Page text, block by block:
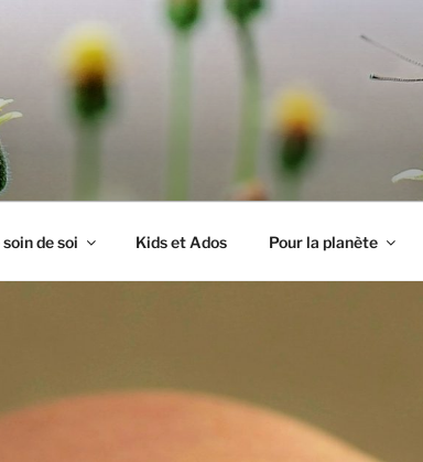
de soi Kids et Ados Pour la planète